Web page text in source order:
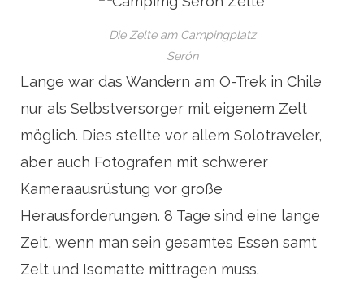
Die Zelte am Campingplatz
Serón
Lange war das Wandern am O-Trek in Chile
nur als Selbstversorger mit eigenem Zelt
möglich. Dies stellte vor allem Solotraveler,
aber auch Fotografen mit schwerer
Kameraausrüstung vor große
Herausforderungen. 8 Tage sind eine lange
Zeit, wenn man sein gesamtes Essen samt
Zelt und Isomatte mittragen muss.